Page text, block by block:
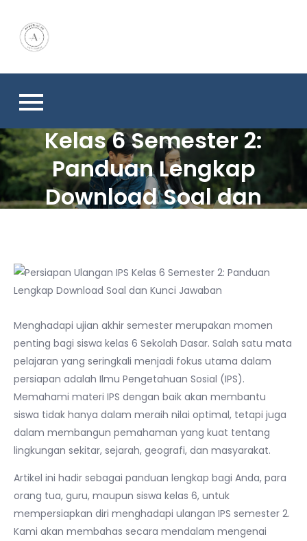
content
Persiapan Ulangan IPS
Kelas 6 Semester 2:
Panduan Lengkap
Download Soal dan
Menghadapi ujian akhir semester merupakan momen
penting bagi siswa kelas 6 Sekolah Dasar. Salah satu mata
pelajaran yang seringkali menjadi fokus utama dalam
persiapan adalah Ilmu Pengetahuan Sosial (IPS).
Memahami materi IPS dengan baik akan membantu
siswa tidak hanya dalam meraih nilai optimal, tetapi juga
dalam membangun pemahaman yang kuat tentang
lingkungan sekitar, sejarah, geografi, dan masyarakat.
Artikel ini hadir sebagai panduan lengkap bagi Anda, para
orang tua, guru, maupun siswa kelas 6, untuk
mempersiapkan diri menghadapi ulangan IPS semester 2.
Kami akan membahas secara mendalam mengenai